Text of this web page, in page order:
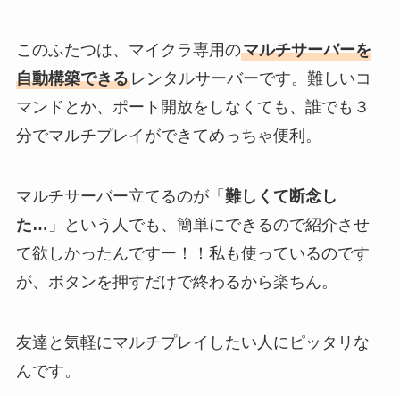
このふたつは、マイクラ専用のマルチサーバーを
自動構築できるレンタルサーバーです。難しいコ
マンドとか、ポート開放をしなくても、誰でも３
分でマルチプレイができてめっちゃ便利。
マルチサーバー立てるのが「 難しくて断念し
た… 」という人でも、簡単にできるので紹介させ
て欲しかったんですー！！私も使っているのです
が、ボタンを押すだけで終わるから楽ちん。
友達と気軽にマルチプレイしたい人にピッタリな
んです。